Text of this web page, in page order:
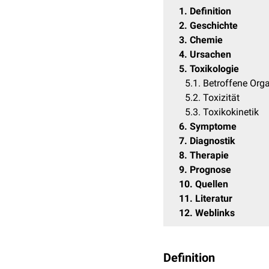
1
Definition
2 Geschichte
3 Chemie
4 Ursachen
5 Toxikologie
5.1
Betroffene
5.2 Toxizität
5.3 Toxikokinetik
6 Symptome
7 Diagnostik
8 Therapie
9 Prognose
10 Quellen
11
Literatur
12 Weblinks
Definition